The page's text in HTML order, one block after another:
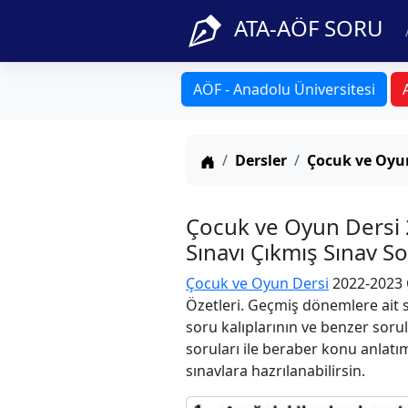
ATA-AÖF SORU
AÖF - Anadolu Üniversitesi
Anasayfa
Dersler Çocuk ve
Çocuk ve Oyun
Sınavı Çıkmış Sınav
Çocuk ve Oyun Dersi 2022-2023
Özetleri. Geçmiş dönemlere ait
soru kalıplarının ve benzer
soruları ile beraber konu
sınavlara hazrılanabilirsin.